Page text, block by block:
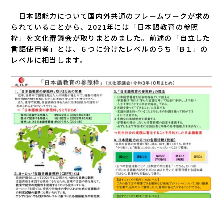
日本語能力について国内外共通のフレームワークが求め
られていることから、2021年には「日本語教育の参照
枠」を文化審議会が取りまとめました。前述の「自立した
言語使用者」とは、６つに分けたレベルのうち「B１」の
レベルに相当します。